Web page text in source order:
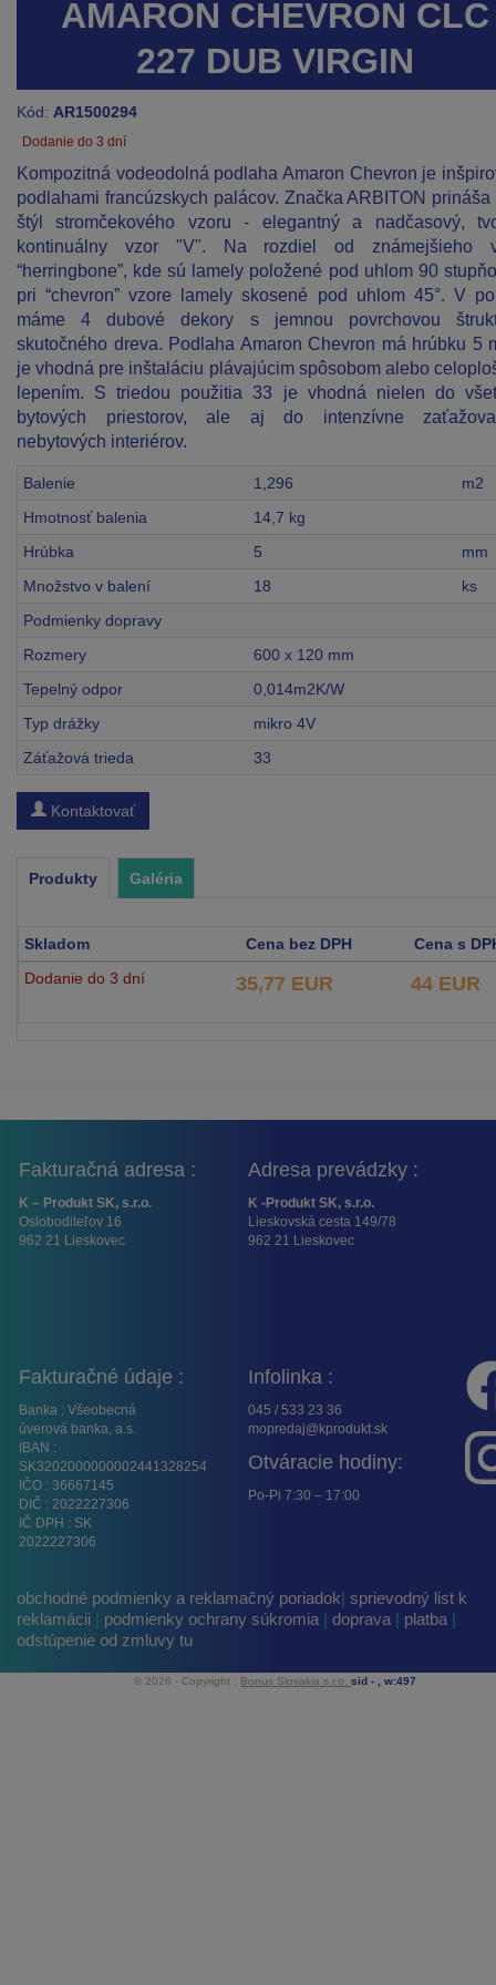
AMARON CHEVRON CLC
227 DUB VIRGIN
Kód: AR1500294
Dodanie do 3 dní
Kompozitná vodeodolná podlaha Amaron Chevron je
podlahami francúzskych palácov. Značka ARBITON prináša
štýl stromčekového vzoru - elegantný a nadčasový,
kontinuálny vzor "V". Na rozdiel od známejšieho
“herringbone”, kde sú lamely položené pod uhlom 90
pri “chevron” vzore lamely skosené pod uhlom 45°. V
máme 4 dubové dekory s jemnou povrchovou
skutočného dreva. Podlaha Amaron Chevron má hrúbku 5
je vhodná pre inštaláciu plávajúcim spôsobom alebo
lepením. S triedou použitia 33 je vhodná nielen do
bytových priestorov, ale aj do intenzívne
nebytových interiérov.
Balenie 1,296
m2
Hmotnosť balenia
14,7 kg
Hrúbka
5
mm
Množstvo v balení
18
ks
Podmienky dopravy
Rozmery
600 x 120 mm
Tepelný odpor
0,014m2K/W
Typ drážky
mikro 4V
Záťažová trieda
33
Kontaktovať
Produkty Galéria
Skladom Cena bez DPH
Cena s
Dodanie do 3 dní
35,77 EUR 44 EUR
Fakturačná adresa :
K – Produkt SK, s.r.o.
Osloboditeľov 16
962 21 Lieskovec
Adresa prevádzky :
K -Produkt SK, s.r.o.
Lieskovská cesta 149/78
962 21 Lieskovec
Fakturačné údaje :
Banka : Všeobecná
úverová banka, a.s.
IBAN :
SK3202000000002441328254
IČO : 36667145
DIČ : 2022227306
IČ DPH : SK
2022227306
Infolinka :
045 / 533 23 36
mopredaj@kprodukt.sk
Otváracie hodiny:
Po-Pi 7:30 – 17:00
obchodné podmienky a reklamačný poriadok| sprievodný list k
reklamácii
podmienky ochrany súkromia | doprava | platba |
odstúpenie od zmluvy tu
© 2026 - Copyright : Bonus Slovakia s.r.o. sid - , w:497